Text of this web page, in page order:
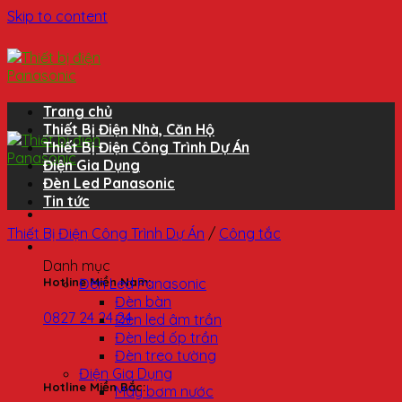
Skip to content
Hotline Miền Nam:
0827 24 24 24
Hotline Miền Bắc:
Trang chủ
Thiết Bị Điện Nhà, Căn Hộ
Thiết Bị Điện Công Trình Dự Án
Điện Gia Dụng
Đèn Led Panasonic
Tin tức
Thiết Bị Điện Công Trình Dự Án / Công tắc
Danh mục
Đèn Led Panasonic
Đèn bàn
Đèn led âm trần
Đèn led ốp trần
Đèn treo tường
Điện Gia Dụng
Máy bơm nước